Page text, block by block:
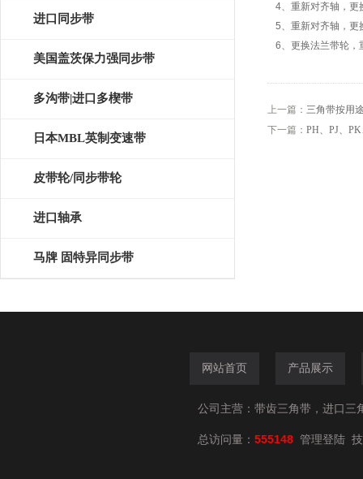
进口同步带
美国盖茨保力强同步带
多沟带|进口多楔带
日本MBL英制变速带
皮带轮/同步带轮
进口轴承
马牌 固特异同步带
4、重新对齐轴，更
5、重新对齐轴，更
6、更换法兰带轮，
上一篇： 三角带按用
下一篇： PH、PJ、
网站首页 产品展示
公司主营：带齿三角带，进口三
总访问量： 555148 管理登陆